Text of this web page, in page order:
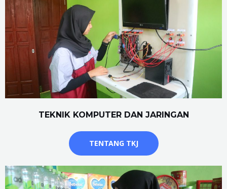
TEKNIK KOMPUTER DAN JARINGAN
TENTANG TKJ